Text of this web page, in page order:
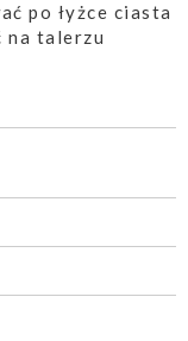
po łyżce ciasta
na talerzu